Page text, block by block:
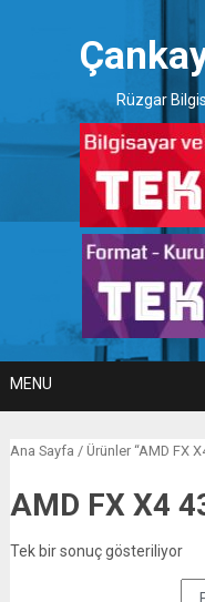
Rüzgar
MENU
Ana Sayfa / Ürünler “AMD FX
AMD FX X4
Tek bir sonuç gösteriliyor